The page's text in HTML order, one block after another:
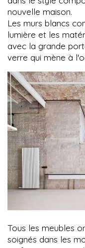
nouvelle maison.
Les murs blancs
lumière et les
avec la grande
verre qui mène à
Tous les meubles
soignés dans les